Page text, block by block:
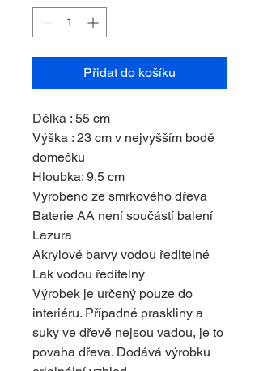
Přidat do košíku
Délka : 55 cm
Výška : 23 cm v nejvyšším bodě
domečku
Hloubka: 9,5 cm
Vyrobeno ze smrkového dřeva
Baterie AA není součástí balení
Lazura
Akrylové barvy vodou ředitelné
Lak vodou ředitelný
Výrobek je určený pouze do
interiéru. Případné praskliny a
suky ve dřevě nejsou vadou, je to
povaha dřeva. Dodává výrobku